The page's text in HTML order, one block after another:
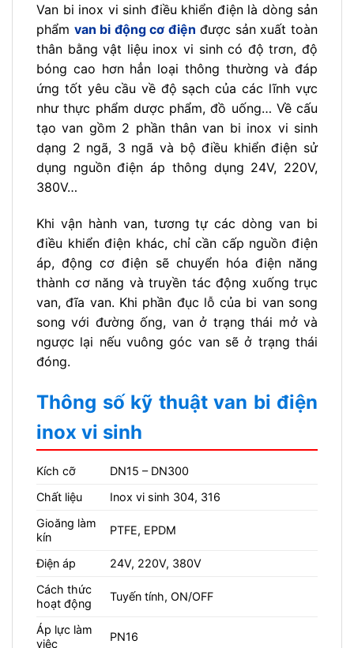
Van bi inox vi sinh điều khiển điện là dòng sản
phẩm van bi động cơ điện được sản xuất toàn
thân bằng vật liệu inox vi sinh có độ trơn, độ
bóng cao hơn hẳn loại thông thường và đáp
ứng tốt yêu cầu về độ sạch của các lĩnh vực
như thực phẩm dược phẩm, đồ uống… Về cấu
tạo van gồm 2 phần thân van bi inox vi sinh
dạng 2 ngã, 3 ngã và bộ điều khiển điện sử
dụng nguồn điện áp thông dụng 24V, 220V,
380V…
Khi vận hành van, tương tự các dòng van bi
điều khiển điện khác, chỉ cần cấp nguồn điện
áp, động cơ điện sẽ chuyển hóa điện năng
thành cơ năng và truyền tác động xuống trục
van, đĩa van. Khi phần đục lỗ của bi van song
song với đường ống, van ở trạng thái mở và
ngược lại nếu vuông góc van sẽ ở trạng thái
đóng.
Thông số kỹ thuật van bi điện
inox vi sinh
Kích cỡ
DN15 – DN300
Chất liệu
Inox vi sinh 304, 316
Gioăng làm
kín
PTFE, EPDM
Điện áp
24V, 220V, 380V
Cách thức
hoạt động
Tuyến tính, ON/OFF
Áp lực làm
việc
PN16